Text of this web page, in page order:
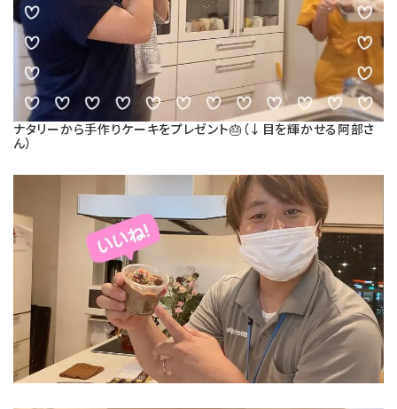
ナタリーから手作りケーキをプレゼント🎂（↓目を輝かせる阿部さ
ん）